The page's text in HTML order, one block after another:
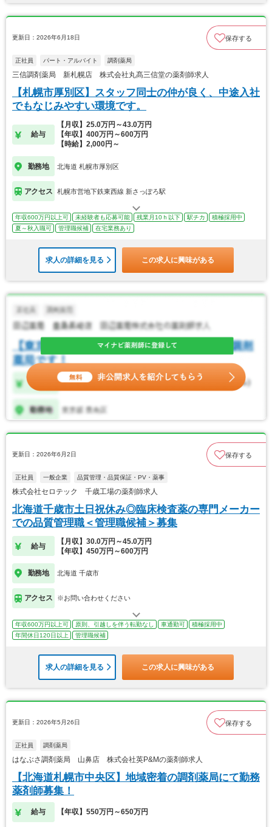
更新日：2026年6月18日 保存する
正社員 パート・アルバイト 調剤薬局
三信調剤薬局 新札幌店 株式会社丸髙三信堂の薬剤師求人
【札幌市厚別区】スタッフ同士の仲が良く、中途入社
でもなじみやすい環境です。
給与
【月収】25.0万円～43.0万円
【年収】400万円～600万円
【時給】2,000円～
勤務地 北海道 札幌市厚別区
アクセス 札幌市営地下鉄東西線 新さっぽろ駅
年収600万円以上可 未経験者も応募可能 残業月10ｈ以下 駅チカ
積極採用中
夏～秋入職可
管理職候補 在宅業務あり
求人の詳細を見る この求人に興味がある
更新日：2026年6月2日 保存する
正社員 一般企業 品質管理・品質保証・PV・薬事
株式会社セロテック 千歳工場の薬剤師求人
北海道千歳市土日祝休み◎臨床検査薬の専門メーカー
での品質管理職＜管理職候補＞募集
給与
【月収】30.0万円～45.0万円
【年収】450万円～600万円
勤務地 北海道 千歳市
アクセス ※お問い合わせください
年収600万円以上可 原則、引越しを伴う転勤なし 車通勤可
積極採用中
年間休日120日以上
管理職候補
求人の詳細を見る この求人に興味がある
更新日：2026年5月26日 保存する
正社員 調剤薬局
はなぶさ調剤薬局 山鼻店 株式会社英P&Mの薬剤師求人
【北海道札幌市中央区】地域密着の調剤薬局にて勤務
薬剤師募集！
給与 【年収】550万円～650万円